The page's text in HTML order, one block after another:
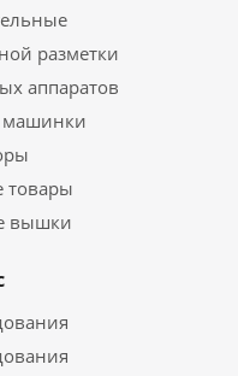
разметки
аппаратов
машинки
товары
вышки